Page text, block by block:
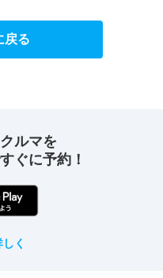
戻る
ルマを
ぐに予約！
く